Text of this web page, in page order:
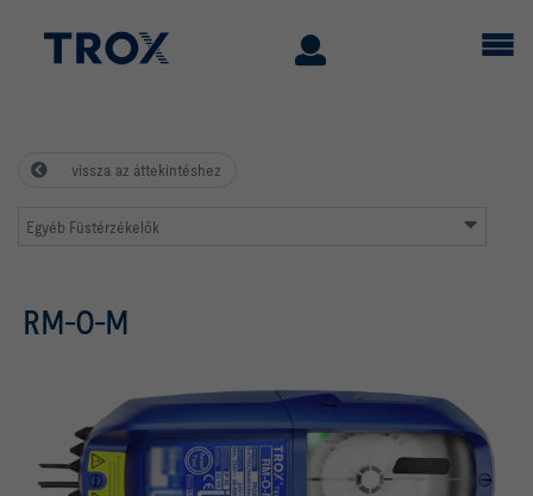
vissza az áttekintéshez
Egyéb Füstérzékelők
RM-O-M